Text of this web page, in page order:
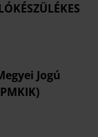
Jogú